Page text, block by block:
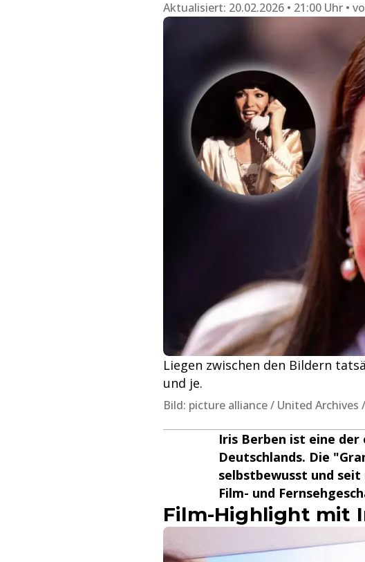
Aktualisiert: 20.02.2026 • 21:00 Uhr
Liegen zwischen den Bildern
und je.
Bild: picture alliance / United
Iris Berben ist eine
Deutschlands. Die
selbstbewusst und
Film- und
Film-Highlight mit